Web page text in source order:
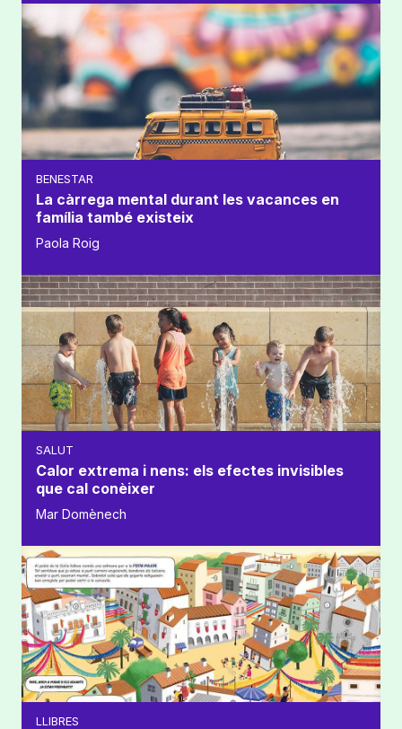
BENESTAR
La càrrega mental durant les vacances en
família també existeix
Paola Roig
SALUT
Calor extrema i nens: els efectes invisibles
que cal conèixer
Mar Domènech
LLIBRES